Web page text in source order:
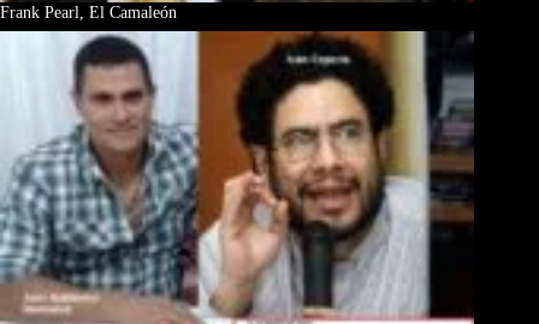
Frank Pearl, El Camaleón